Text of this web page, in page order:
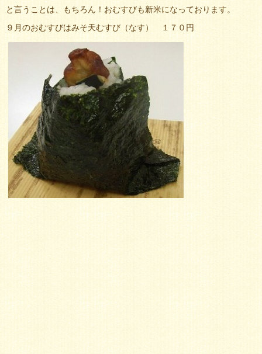
と言うことは、もちろん！おむすびも新米になっております。
９月のおむすびはみそ天むすび（なす） １７０円